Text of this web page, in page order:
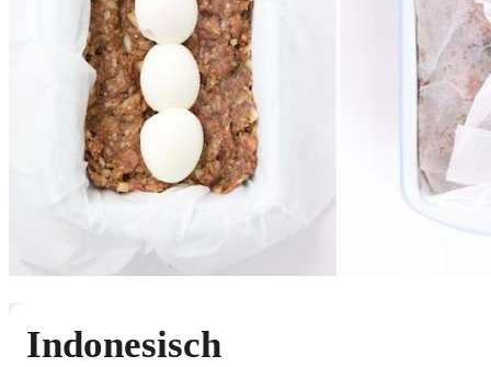
Indonesisch